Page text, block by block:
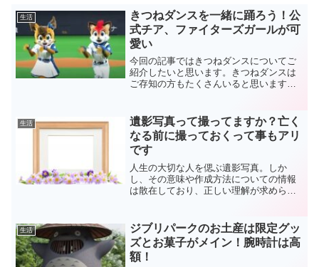
生活
きつねダンスを一緒に踊ろう！公
式チア、ファイターズガールが可
愛い
今回の記事ではきつねダンスについてご
紹介したいと思います。きつねダンスは
ご存知の方もたくさんいると思います。
踊るダンスです。きつねダンスも可愛い
ですが音楽も凄くノリノリ...
生活
遺影写真って撮ってますか？亡く
なる前に撮っておくって事もアリ
です
人生の大切な人を偲ぶ遺影写真。しか
し、その意味や作成方法についての情報
は散在しており、正しい理解が求められ
クニック、文化的な側面、保管方法、喪
失のプロセスへの影響まで、...
生活
ジブリパークのお土産は限定グッ
ズとお菓子がメイン！腕時計は高
額！